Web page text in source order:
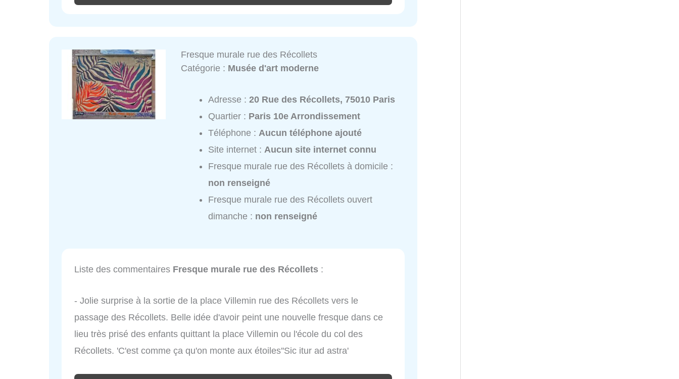
Fresque murale rue des Récollets
Catégorie : Musée d'art moderne
Adresse :20 Rue des Récollets, 75010 Paris
Quartier : Paris 10e Arrondissement
Téléphone : Aucun téléphone ajouté
Site internet : Aucun site internet connu
Fresque murale rue des Récollets à domicile :
non renseigné
Fresque murale rue des Récollets ouvert
dimanche : non renseigné
Liste des commentaires Fresque murale rue des Récollets :
- Jolie surprise à la sortie de la place Villemin rue des Récollets vers le
passage des Récollets. Belle idée d'avoir peint une nouvelle fresque dans ce
lieu très prisé des enfants quittant la place Villemin ou l'école du col des
Récollets. 'C'est comme ça qu'on monte aux étoiles''Sic itur ad astra'